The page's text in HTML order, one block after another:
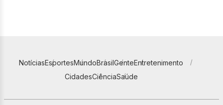
NotíciasEsportesMundoBrasilGenteEntretenimento
CidadesCiênciaSaúde